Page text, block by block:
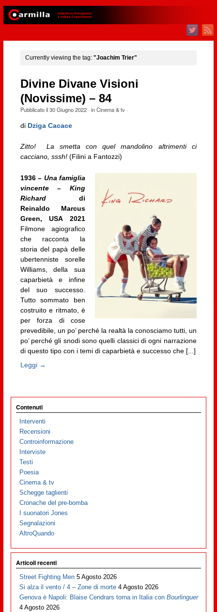
Currently viewing the tag: "Joachim Trier"
Divine Divane Visioni
(Novissime) – 84
Pubblicato il30 Giugno 2022· inCinema & tv·
di Dziga Cacace
Zitto! La smetta con quel mandolino altrimenti ci
cacciano, sssh!(Filini a Fantozzi)
1936 – Una famiglia
vincente – King
Richarddi
Reinaldo Marcus
Green, USA 2021
Filmone agiografico
che racconta la
storia del papà delle
ubertenniste sorelle
Williams, della sua
caparbietà e infine
del suo successo.
Tutto sommato ben
costruito e ritmato, è
per forza di cose
prevedibile, un po’ perché la realtà la conosciamo tutti, un
po’ perché gli snodi sono quelli classici di ogni narrazione
di questo tipo con i temi di caparbietà e successo che [...]
Leggi →
Contenuti
Interventi
Recensioni
Controinformazione
Interviste
Testi
Poesia
Cinema & tv
Schegge taglienti
Cronache del pre-bomba
I suonatori Jones
Segnalazioni
AltroQuando
Articoli recenti
Street Fighting Men 5 Agosto 2026
Si alza il vento / 4 – Zone di morte 4 Agosto 2026
Genova è Napoli: Blaise Cendrars torna in Italia conBourlinguer
4 Agosto 2026